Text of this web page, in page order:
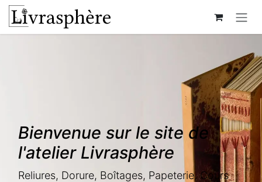
Se rendre au contenu
Bienvenue sur le site de
l'atelier Livrasphère
Reliures, Dorure, Boîtages, Papeterie, Cours